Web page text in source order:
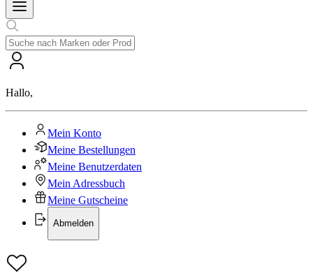
Hallo,
Mein Konto
Meine Bestellungen
Meine Benutzerdaten
Mein Adressbuch
Meine Gutscheine
Abmelden